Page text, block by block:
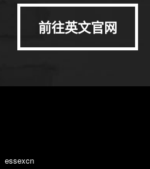
前往英文官网
essexcn